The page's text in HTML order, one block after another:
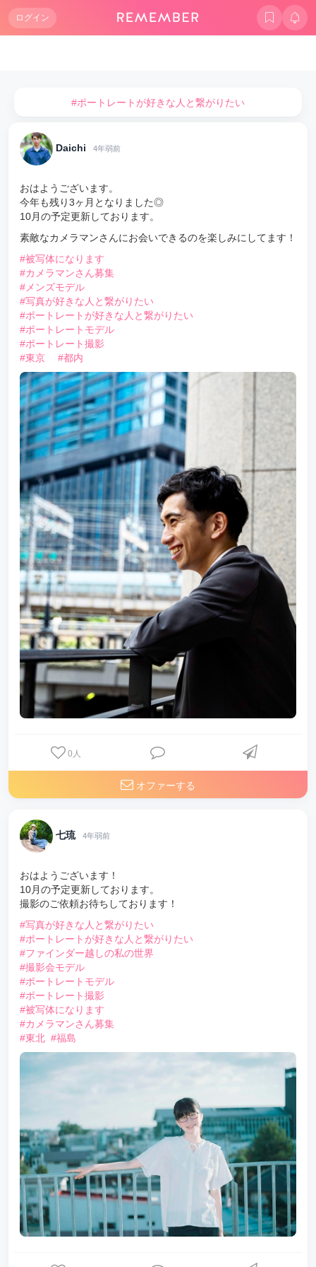
ログイン
#ポートレートが好きな人と繋がりたい
Daichi 4年弱前
おはようございます。
今年も残り3ヶ月となりました◎
10月の予定更新しております。
素敵なカメラマンさんにお会いできるのを楽しみにしてます！
#被写体になります
#カメラマンさん募集
#メンズモデル
#写真が好きな人と繋がりたい
#ポートレートが好きな人と繋がりたい
#ポートレートモデル
#ポートレート撮影
#東京
#都内
0 人
オファーする
七琉 4年弱前
おはようございます！
10月の予定更新しております。
撮影のご依頼お待ちしております！
#写真が好きな人と繋がりたい
#ポートレートが好きな人と繋がりたい
#ファインダー越しの私の世界
#撮影会モデル
#ポートレートモデル
#ポートレート撮影
#被写体になります
#カメラマンさん募集
#東北 #福島